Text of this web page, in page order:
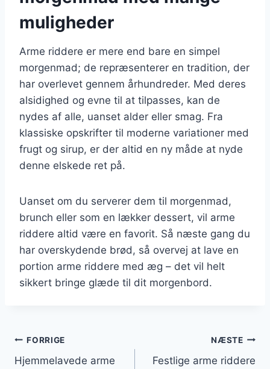
muligheder
Arme riddere er mere end bare en simpel
morgenmad; de repræsenterer en tradition, der
har overlevet gennem århundreder. Med deres
alsidighed og evne til at tilpasses, kan de
nydes af alle, uanset alder eller smag. Fra
klassiske opskrifter til moderne variationer med
frugt og sirup, er der altid en ny måde at nyde
denne elskede ret på.
Uanset om du serverer dem til morgenmad,
brunch eller som en lækker dessert, vil arme
riddere altid være en favorit. Så næste gang du
har overskydende brød, så overvej at lave en
portion arme riddere med æg – det vil helt
sikkert bringe glæde til dit morgenbord.
Indlægsnavigation
FORRIGE
Hjemmelavede arme
NÆSTE
Festlige arme riddere